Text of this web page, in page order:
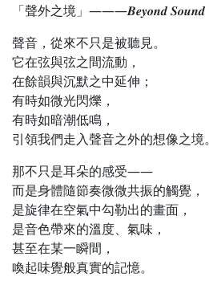
「聲外之境」———𝑩𝒆𝒚𝒐𝒏𝒅 𝑺𝒐𝒖𝒏𝒅
聲音，從來不只是被聽見。
它在弦與弦之間流動，
在餘韻與沉默之中延伸；
有時如微光閃爍，
有時如暗潮低鳴，
引領我們走入聲音之外的想像之境。
那不只是耳朵的感受——
而是身體隨節奏微微共振的觸覺，
是旋律在空氣中勾勒出的畫面，
是音色帶來的溫度、氣味，
甚至在某一瞬間，
喚起味覺般真實的記憶。